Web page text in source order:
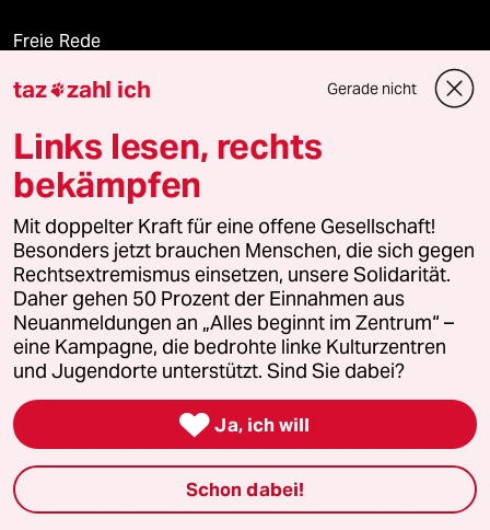
Freie Rede
reingehen
Newsletter
team zukunft
taz frisch
taz zahl ich
taz lab Infobrief
Veranstaltungen
taz zahl ich Gerade nicht
Links lesen, rechts
bekämpfen
Mit doppelter Kraft für eine offene Gesellschaft!
Besonders jetzt brauchen Menschen, die sich gegen
Rechtsextremismus einsetzen, unsere Solidarität.
Daher gehen 50 Prozent der Einnahmen aus
Neuanmeldungen an „Alles beginnt im Zentrum“ –
eine Kampagne, die bedrohte linke Kulturzentren
und Jugendorte unterstützt. Sind Sie dabei?
 Ja, ich will
Schon dabei!